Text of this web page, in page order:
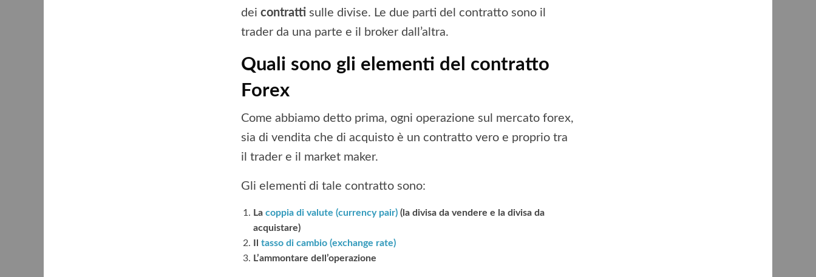
dei contratti sulle divise. Le due parti del contratto sono il
trader da una parte e il broker dall’altra.
Quali sono gli elementi del contratto
Forex
Come abbiamo detto prima, ogni operazione sul mercato forex,
sia di vendita che di acquisto è un contratto vero e proprio tra
il trader e il market maker.
Gli elementi di tale contratto sono:
La coppia di valute (currency pair) (la divisa da vendere e la divisa da
acquistare)
tasso di cambio (exchange rate)
L’ammontare dell’operazione